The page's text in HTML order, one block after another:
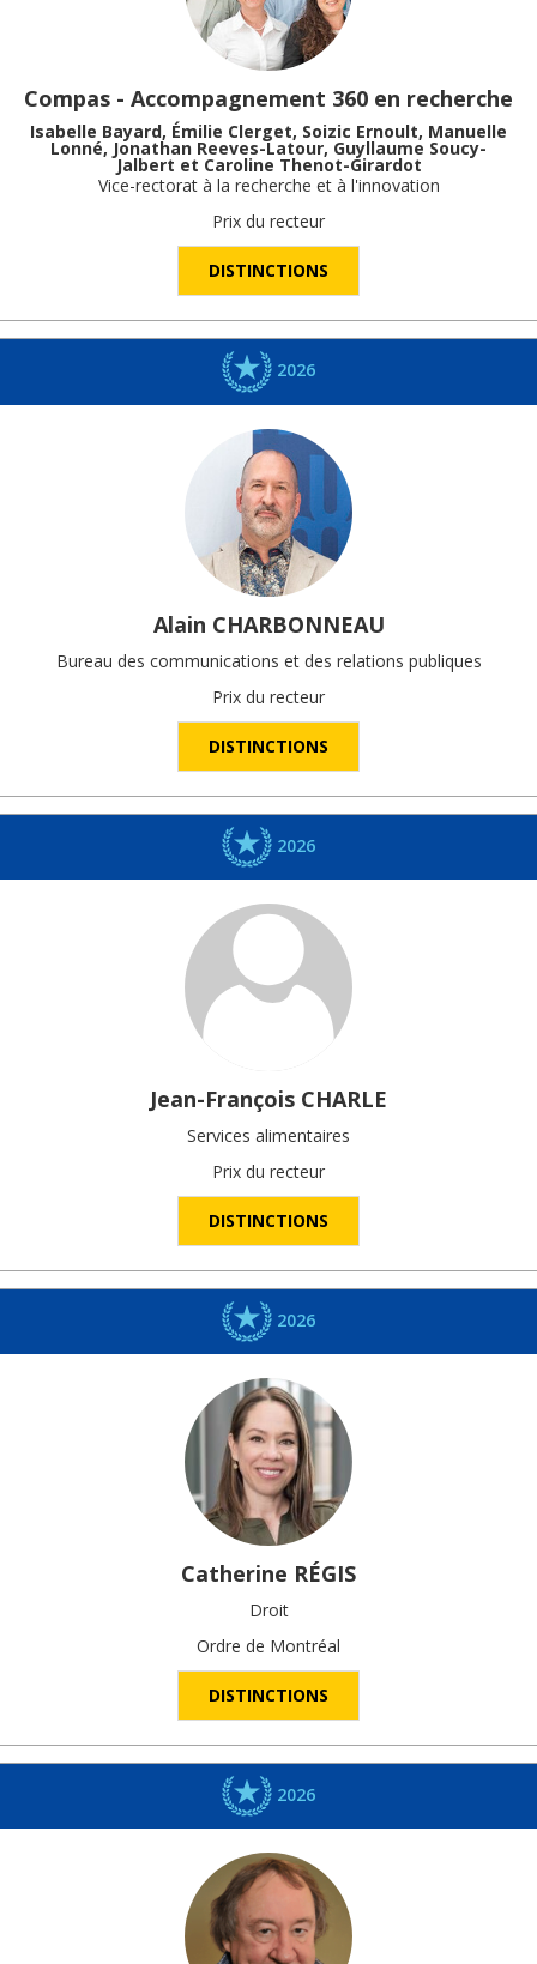
Compas - Accompagnement 360 en recherche
Isabelle Bayard, Émilie Clerget, Soizic Ernoult, Manuelle
Lonné, Jonathan Reeves-Latour, Guyllaume Soucy-
Jalbert et Caroline Thenot-Girardot
Vice-rectorat à la recherche et à l'innovation
Prix du recteur
DISTINCTIONS
2026
Alain CHARBONNEAU
Bureau des communications et des relations publiques
Prix du recteur
DISTINCTIONS
2026
Jean-François CHARLE
Services alimentaires
Prix du recteur
DISTINCTIONS
2026
Catherine RÉGIS
Droit
Ordre de Montréal
DISTINCTIONS
2026